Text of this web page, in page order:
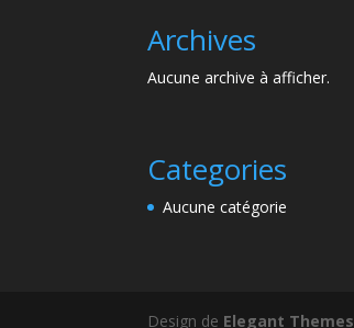
Archives
Aucune archive à afficher.
Categories
Aucune catégorie
Design de Elegant Themes